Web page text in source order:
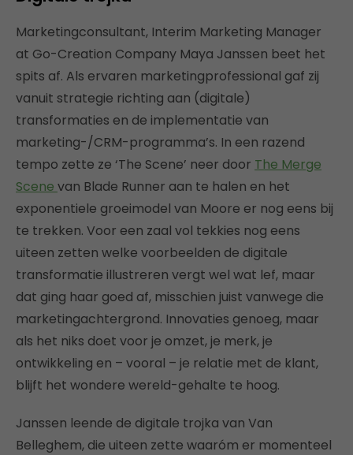
Marketingconsultant, Interim Marketing Manager
at Go-Creation Company Maya Janssen beet het
spits af. Als ervaren marketingprofessional gaf zij
vanuit strategie richting aan (digitale)
transformaties en de implementatie van
marketing-/CRM-programma’s. In een razend
tempo zette ze ‘The Scene’ neer door The Merge
Scene van Blade Runner aan te halen en het
exponentiele groeimodel van Moore er nog eens bij
te trekken. Voor een zaal vol tekkies nog eens
uiteen zetten welke voorbeelden de digitale
transformatie illustreren vergt wel wat lef, maar
dat ging haar goed af, misschien juist vanwege die
marketingachtergrond. Innovaties genoeg, maar
als het niks doet voor je omzet, je merk, je
ontwikkeling en – vooral – je relatie met de klant,
blijft het wondere wereld-gehalte te hoog.
Janssen leende de digitale trojka van Van
Belleghem, die uiteen zette waaróm er momenteel